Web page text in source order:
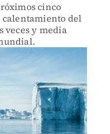
cinco
del
veces y media